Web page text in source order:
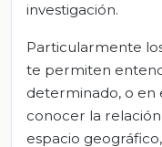
investigación.
Particularmente
te permiten
determinado, o en
conocer la
espacio